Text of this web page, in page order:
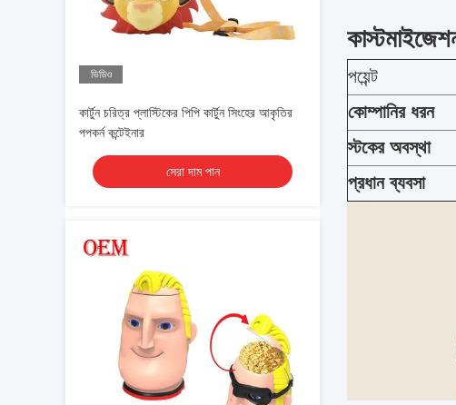
ভিডিও
কার্টুন চরিত্র প্লাস্টিকের পিপি কার্টুন সিংহের আকৃতির
পপকর্ন কন্টেইনার
সেরা দাম পান
পয়েন্ট
কোম্পানির ধরন
স্টকের অবস্থা
প্রধান ব্যবসা